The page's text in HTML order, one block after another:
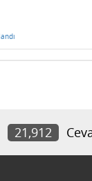
21,912